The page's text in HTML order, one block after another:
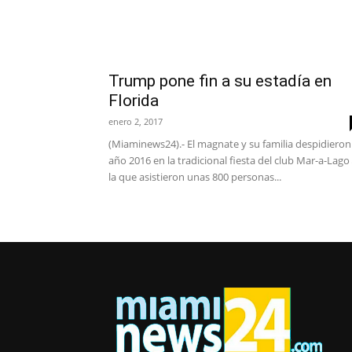
Trump pone fin a su estadía en
Florida
enero 2, 2017
(Miaminews24).- El magnate y su familia
año 2016 en la tradicional fiesta del club Mar-a-Lago
la que asistieron unas 800 personas...